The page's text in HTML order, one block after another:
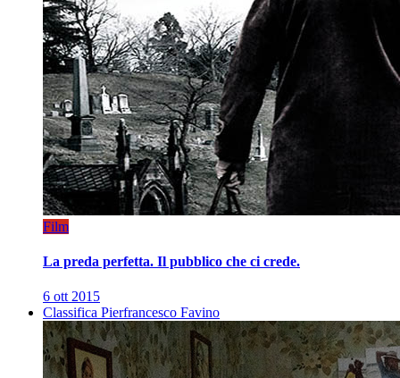
Film
La preda perfetta. Il pubblico che ci crede.
6 ott 2015
Classifica Pierfrancesco Favino